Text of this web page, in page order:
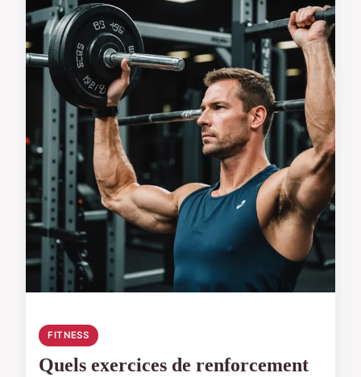
FITNESS
Quels exercices de renforcement